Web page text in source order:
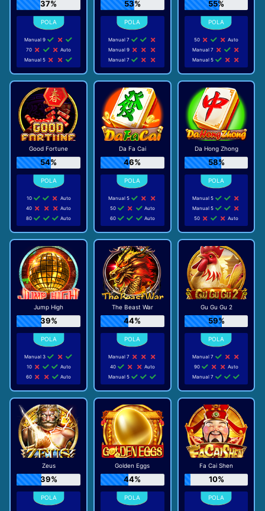
37%
Manual 9
70
Auto
Manual 5
53%
Manual 7
Manual 9
Manual 7
55%
50
Auto
Manual 7
Manual 5
Good Fortune
54%
10
Auto
40
Auto
80
Auto
Da Fa Cai
46%
Manual 5
50
Auto
60
Auto
Da Hong Zhong
58%
Manual 5
Manual 5
50
Auto
Jump High
39%
Manual 3
10
Auto
60
Auto
The Beast War
44%
Manual 7
40
Auto
Manual 5
Gu Gu Gu 2
59%
Manual 7
90
Auto
Manual 7
Zeus
39%
Golden Eggs
44%
Fa Cai Shen
10%